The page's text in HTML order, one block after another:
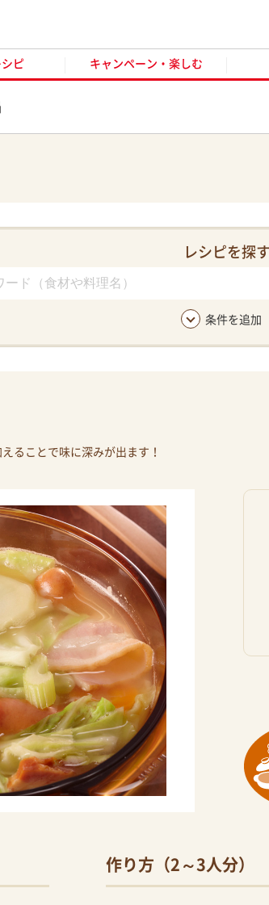
ピ キャンペーン・楽しむ
レシピを探す
条件を追加
ることで味に深みが出ます！
作り方（2～3人分）